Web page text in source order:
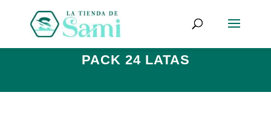
PACK 24 LATAS